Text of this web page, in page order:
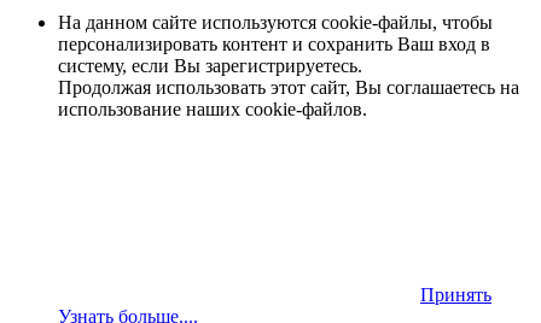
На данном сайте используются cookie-файлы, чтобы
персонализировать контент и сохранить Ваш вход в
систему, если Вы зарегистрируетесь.
Продолжая использовать этот сайт, Вы соглашаетесь на
использование наших cookie-файлов.
Принять
Узнать больше....